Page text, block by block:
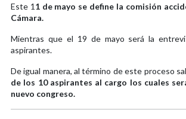
Este 1 1 de mayo se define la comisión
Cámara.
Mientras que el 19 de mayo será la
aspirantes.
De igual manera, al término de este proceso
de los 10 aspirantes al cargo los cuales
nuevo congreso.